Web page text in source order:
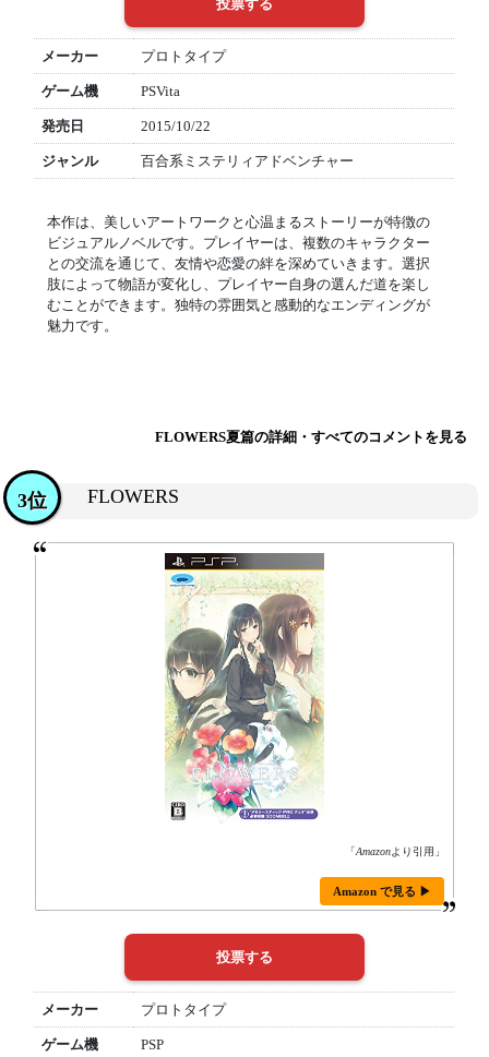
メーカー プロトタイプ
ゲーム機 PSVita
発売日 2015/10/22
ジャンル 百合系ミステリィアドベンチャー
本作は、美しいアートワークと心温まるストーリーが特徴の
ビジュアルノベルです。プレイヤーは、複数のキャラクター
との交流を通じて、友情や恋愛の絆を深めていきます。選択
肢によって物語が変化し、プレイヤー自身の選んだ道を楽し
むことができます。独特の雰囲気と感動的なエンディングが
魅力です。
FLOWERS夏篇の詳細・すべてのコメントを見る
FLOWERS
3位
「Amazonより引用」
Amazon で見る ▶
メーカー プロトタイプ
ゲーム機 PSP